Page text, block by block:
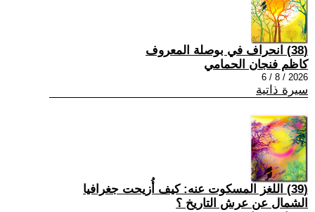
(38) انحراف في بوصلة المعروف
كاظم فنجان الحمامي
2026 / 8 / 6
سيرة ذاتية
(39) اللغز المسكوت عنه: كيف أُزيحت جغرافيا
الشمال عن عرش التاريخ ؟